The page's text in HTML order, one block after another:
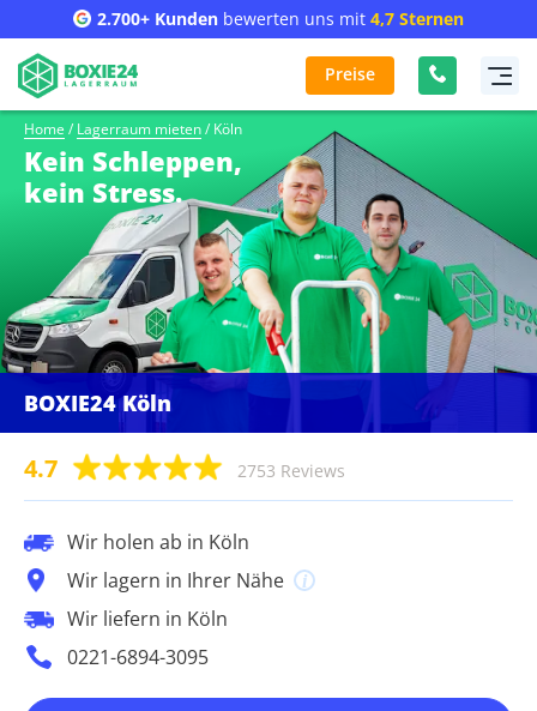
2.700+ Kunden bewerten uns mit 4,7 Sternen
Preise
Home / Lagerraum mieten/ Köln
Kein Schleppen,
kein Stress.
BOXIE24 Köln
4.7 2753 Reviews
Wir holen ab in Köln
Wir lagern in Ihrer Nähe
Wir liefern in Köln
0221-6894-3095